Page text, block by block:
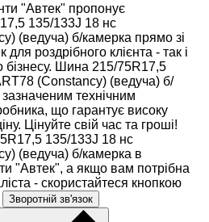
"Автек" пропонує
135/133J 18 нс
(ведуча) б/камерка прямо зі
для роздрібного клієнта - так і
бізнесу. Шина 215/75R17,5
(Constancy) (ведуча) б/
технічним
що гарантує високу
Цінуйте свій час та гроші!
135/133J 18 нс
(ведуча) б/камерка в
"Автек", а якщо вам потрібна
- скористайтеся кнопкою
Зворотній зв'язок